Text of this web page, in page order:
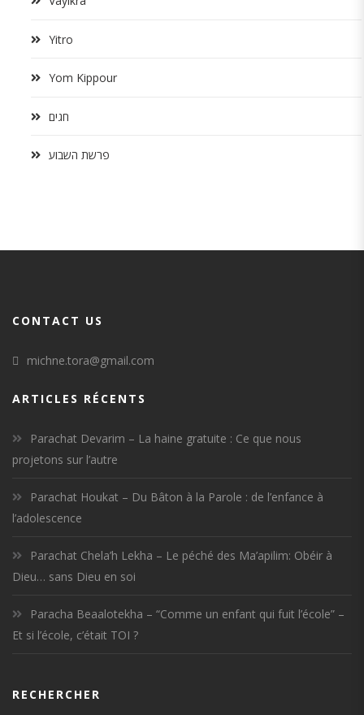
Yitro
Yom Kippour
חגים
פרשת השבוע
CONTACT US
michne.tora@gmail.com
ARTICLES RÉCENTS
Parachat Devarim – La haine gratuite : Ce que nous
projetons sur l’autre
Parachat Houkat – Du Bâton à la Parole : de l’enfance à
l’adolescence
Parachat Chela’h Lekha – Le péché des Ma’apilim: Obéir à
Dieu… sans Dieu en soi
Paracha Beaalotekha – “Comme un enfant qui fuit l’école” –
Et si l’école, c’était TOI ?
RECHERCHER